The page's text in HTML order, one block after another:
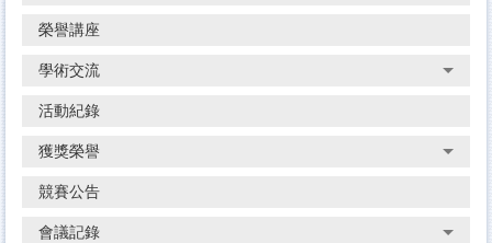
榮譽講座
學術交流
活動紀錄
獲獎榮譽
競賽公告
會議記錄